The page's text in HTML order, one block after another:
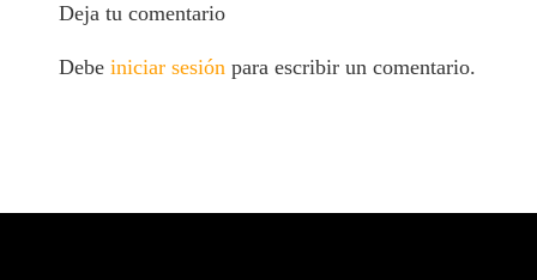
Deja tu comentario
Debeiniciar sesiónpara escribir un comentario.